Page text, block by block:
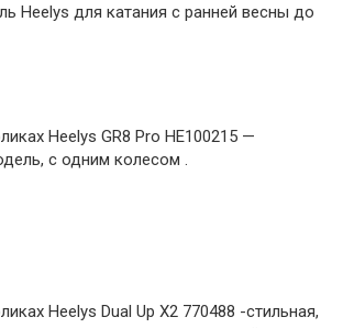
Heelys для катания с ранней весны до
Heelys GR8 Pro HE100215 —
с одним колесом .
Heelys Dual Up X2 770488 -стильная,